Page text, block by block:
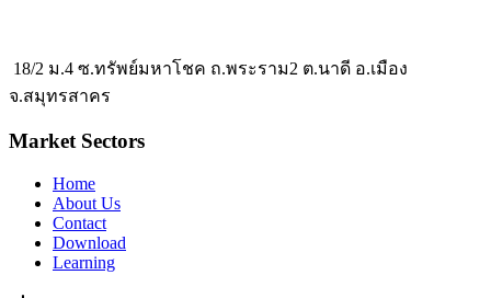
18/2 ม.4 ซ.ทรัพย์มหาโชค ถ.พระราม2 ต.นาดี อ.เมือง
จ.สมุทรสาคร
Market Sectors
Home
About Us
Contact
Download
Learning